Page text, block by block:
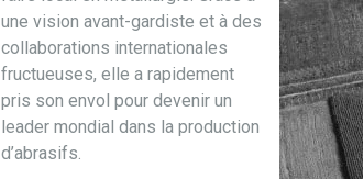
une vision avant-gardiste et à des
collaborations internationales
fructueuses, elle a rapidement
pris son envol pour devenir un
leader mondial dans la production
d’abrasifs.